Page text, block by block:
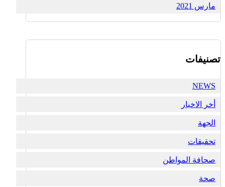
مارس 2021
تصنيفات
NEWS
أخر الاخبار
الجهة
تحقيقات
صحافة المواطن
صحة